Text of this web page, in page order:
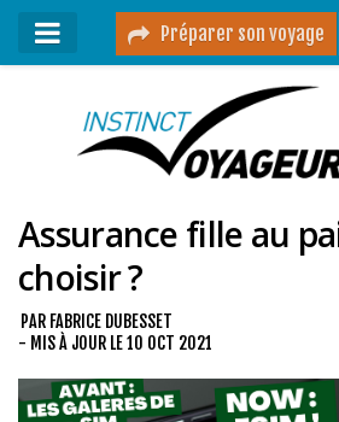
Préparer son voyage
Mon podcast
Destinations
Mes ressources pour voyager
Guides voyages
Contact
Assurance fille au
choisir ?
PAR FABRICE DUBESSET
- MIS À JOUR LE10 OCT 2021